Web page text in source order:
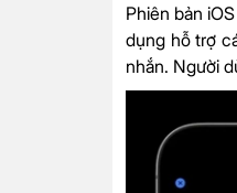
Phiên bản
dụng hỗ trợ
nhắn. Người